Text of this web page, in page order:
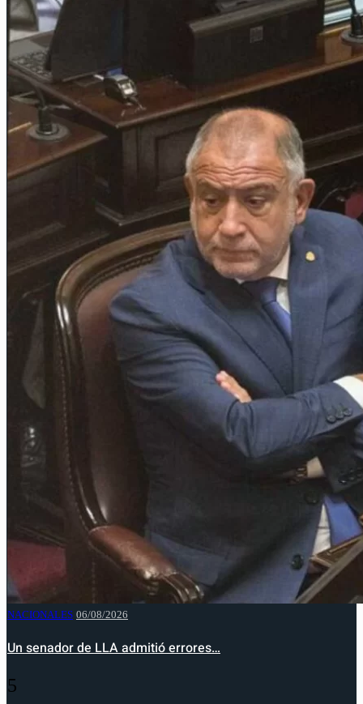
NACIONALES 06/08/2026
Un senador de LLA admitió errores…
5